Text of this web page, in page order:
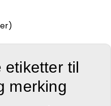
etiketter til
merking